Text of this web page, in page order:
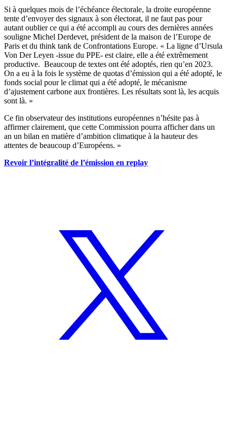
Si à quelques mois de l’échéance électorale, la droite européenne
tente d’envoyer des signaux à son électorat, il ne faut pas pour
autant oublier ce qui a été accompli au cours des dernières années
souligne Michel Derdevet, président de la maison de l’Europe de
Paris et du think tank de Confrontations Europe. « La ligne d’Ursula
Von Der Leyen -issue du PPE- est claire, elle a été extrêmement
productive. Beaucoup de textes ont été adoptés, rien qu’en 2023.
On a eu à la fois le système de quotas d’émission qui a été adopté, le
fonds social pour le climat qui a été adopté, le mécanisme
d’ajustement carbone aux frontières. Les résultats sont là, les acquis
sont là. »
Ce fin observateur des institutions européennes n’hésite pas à
affirmer clairement, que cette Commission pourra afficher dans un
an un bilan en matière d’ambition climatique à la hauteur des
attentes de beaucoup d’Européens. »
Revoir l’intégralité de l’émission en replay